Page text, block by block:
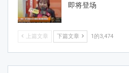
即将登场
上篇文章 下篇文章 1的3,474